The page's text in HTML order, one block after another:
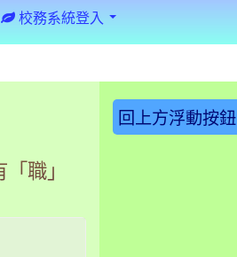
校務系統登入
職」
::: 回上方浮動按鈕